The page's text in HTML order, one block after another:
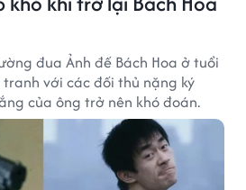
đua Ảnh đế Bách Hoa ở tuổi
với các đối thủ nặng ký
của ông trở nên khó đoán.